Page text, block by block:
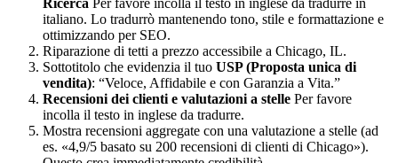
italiano. Lo tradurrò mantenendo tono, stile e formattazione e
ottimizzando per SEO.
Riparazione di tetti a prezzo accessibile a Chicago, IL.
Sottotitolo che evidenzia il tuo USP (Proposta unica di
vendita): “Veloce, Affidabile e con Garanzia a Vita.”
Recensioni dei clienti e valutazioni a stelle Per favore
incolla il testo in inglese da tradurre.
Mostra recensioni aggregate con una valutazione a stelle (ad
es. «4,9/5 basato su 200 recensioni di clienti di Chicago»).